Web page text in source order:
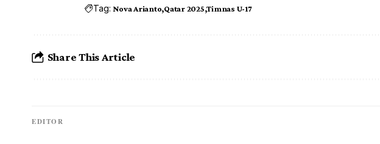
Tag: Nova Arianto Qatar 2025 Timnas U-17
Share This Article
EDITOR